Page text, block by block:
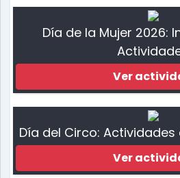
Día de la Mujer 2026:
Ver
Día del Circo: Actividades
Ver